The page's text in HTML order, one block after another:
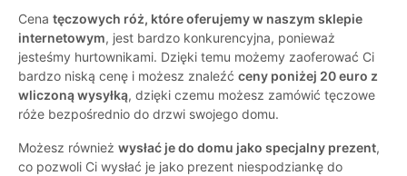
Cena tęczowych róż, które oferujemy w naszym sklepie
internetowym, jest bardzo konkurencyjna, ponieważ
jesteśmy hurtownikami. Dzięki temu możemy zaoferować Ci
bardzo niską cenę i możesz znaleźć ceny poniżej 20 euro z
wliczoną wysyłką, dzięki czemu możesz zamówić tęczowe
róże bezpośrednio do drzwi swojego domu.
Możesz również wysłać je do domu jako specjalny prezent,
co pozwoli Ci wysłać je jako prezent niespodziankę do